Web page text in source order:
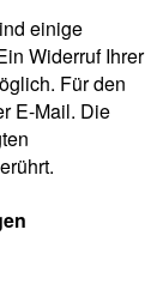
einige
Widerruf Ihrer
Für den
E-Mail. Die